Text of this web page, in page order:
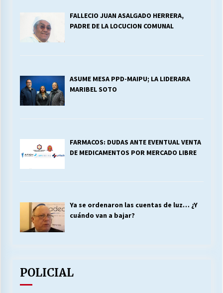
FALLECIO JUAN ASALGADO HERRERA,
PADRE DE LA LOCUCION COMUNAL
ASUME MESA PPD-MAIPU; LA LIDERARA
MARIBEL SOTO
FARMACOS: DUDAS ANTE EVENTUAL VENTA
DE MEDICAMENTOS POR MERCADO LIBRE
Ya se ordenaron las cuentas de luz… ¿Y
cuándo van a bajar?
POLICIAL